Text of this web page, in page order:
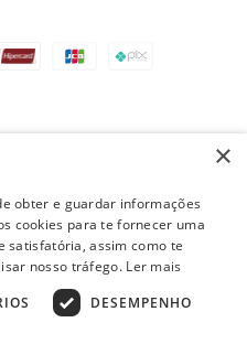
e frete válidos apenas
prevalece o valor do
sujeitas à análise e
×
obter e guardar informações
cookies para te fornecer uma
satisfatória, assim como te
nosso tráfego. Ler mais
DESEMPENHO